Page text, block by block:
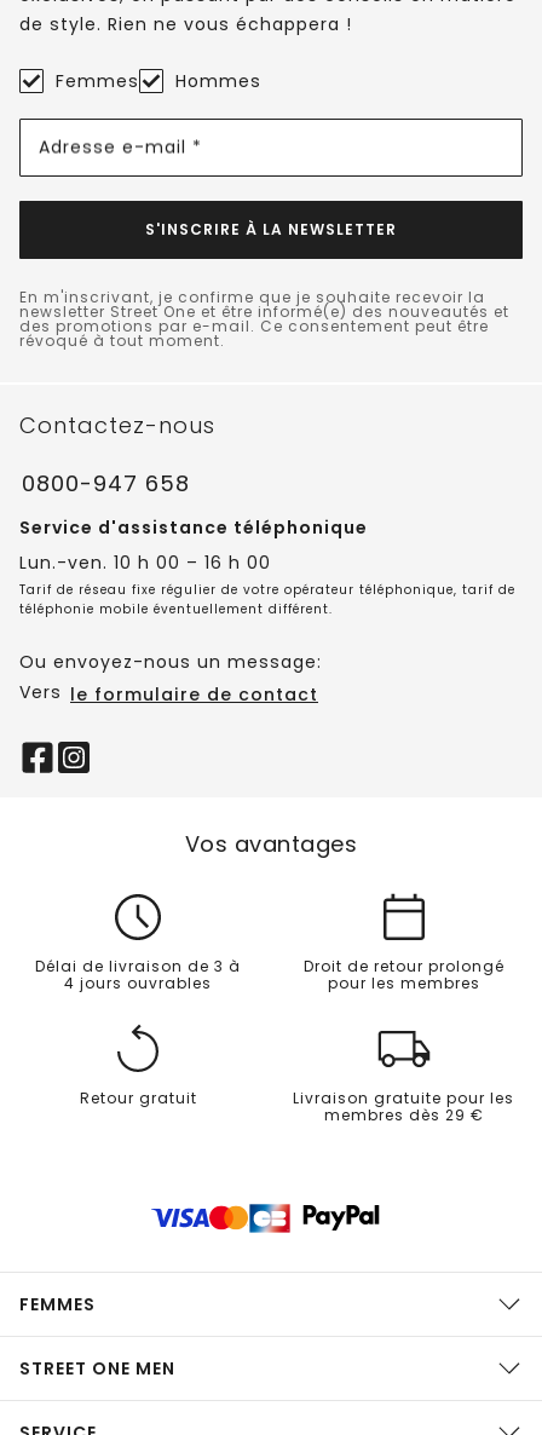
de style. Rien ne vous échappera !
Femmes Hommes
Adresse e-mail *
S'INSCRIRE À LA NEWSLETTER
En m'inscrivant, je confirme que je souhaite recevoir la
newsletter Street One et être informé(e) des nouveautés et
des promotions par e-mail. Ce consentement peut être
révoqué à tout moment.
Contactez-nous
0800-947 658
Service d'assistance téléphonique
Lun.-ven. 10 h 00 – 16 h 00
Tarif de réseau fixe régulier de votre opérateur téléphonique, tarif de
téléphonie mobile éventuellement différent.
Ou envoyez-nous un message:
Vers le formulaire de contact
Vos avantages
Délai de livraison de 3 à
4 jours ouvrables
Droit de retour prolongé
pour les membres
Retour gratuit
Livraison gratuite pour les
membres dès 29 €
FEMMES
STREET ONE MEN